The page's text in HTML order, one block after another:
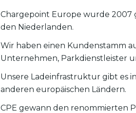
Chargepoint Europe wurde 2007
den Niederlanden.
Wir haben einen Kundenstamm
Unternehmen, Parkdienstleister
Unsere Ladeinfrastruktur gibt es
anderen europäischen Ländern.
CPE gewann den renommierten